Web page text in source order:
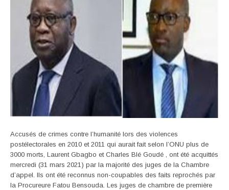
Accusés de crimes contre l’humanité lors des violences
postélectorales en 2010 et 2011 qui aurait fait selon l’ONU plus de
3000 morts, Laurent Gbagbo et Charles Blé Goudé , ont été acquittés
mercredi (31 mars 2021) par la majorité des juges de la Chambre
d’appel. Ils ont été reconnus non-coupables des faits reprochés par
la Procureure Fatou Bensouda. Les juges de chambre de première